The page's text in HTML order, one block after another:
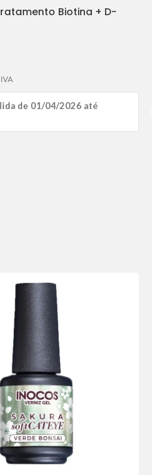
Biotina + D-
de 01/04/2026 até